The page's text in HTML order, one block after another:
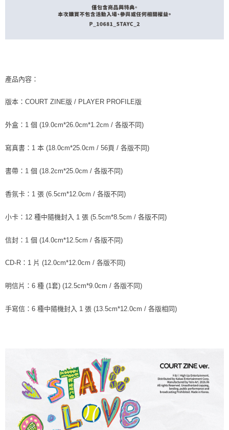
產品內容：
版本：COURT ZINE版 / PLAYER PROFILE版
外盒：1 個 (19.0cm*26.0cm*1.2cm / 各版不同)
寫真書：1 本 (18.0cm*25.0cm / 56頁 / 各版不同)
書帶：1 個 (18.2cm*25.0cm / 各版不同)
香氛卡：1 張 (6.5cm*12.0cm / 各版不同)
小卡：12 種中隨機封入 1 張 (5.5cm*8.5cm / 各版不同)
信封：1 個 (14.0cm*12.5cm / 各版不同)
CD-R：1 片 (12.0cm*12.0cm / 各版不同)
明信片：6 種 (1套) (12.5cm*9.0cm / 各版不同)
手寫信：6 種中隨機封入 1 張 (13.5cm*12.0cm / 各版相同)